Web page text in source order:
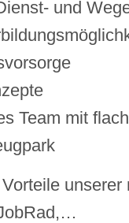
und
Team mit
unserer